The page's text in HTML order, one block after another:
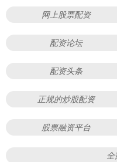
网上股票配资
配资论坛
配资头条
正规的炒股配资
股票融资平台